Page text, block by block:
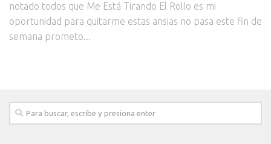
notado todos que Me Está Tirando El Rollo es mi
oportunidad para quitarme estas ansias no pasa este fin de
semana prometo...